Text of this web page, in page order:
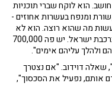
הוא לוקח שברי תוכניות
ומנפח בעשרות אחוזים -
מה שהוא רוצה. הוא לא
נמצא לא בנמל אשדוד, לא בנמל חיפה ולא ברכבת ישראל. יש פה 700,000
ולהלך עליהם אימים".
דוידוב. "אם נצטרך
אותם, נפעיל את הסכסוך",